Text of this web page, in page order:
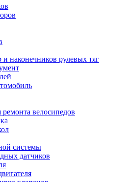
наконечников рулевых тяг
велосипедов
системы
датчиков